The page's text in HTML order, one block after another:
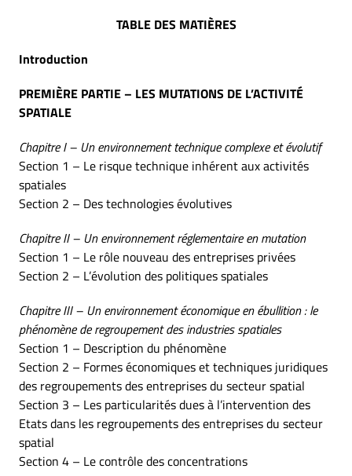
TABLE DES MATIÈRES
Introduction
PREMIÈRE PARTIE – LES MUTATIONS DE L’ACTIVITÉ
SPATIALE
Chapitre I – Un environnement technique complexe et évolutif
Section 1 – Le risque technique inhérent aux activités
spatiales
Section 2 – Des technologies évolutives
Chapitre II – Un environnement réglementaire en mutation
Section 1 – Le rôle nouveau des entreprises privées
Section 2 – L’évolution des politiques spatiales
Chapitre III – Un environnement économique en ébullition : le
phénomène de regroupement des industries spatiales
Section 1 – Description du phénomène
Section 2 – Formes économiques et techniques juridiques
des regroupements des entreprises du secteur spatial
Section 3 – Les particularités dues à l’intervention des
Etats dans les regroupements des entreprises du secteur
spatial
Section 4 – Le contrôle des concentrations